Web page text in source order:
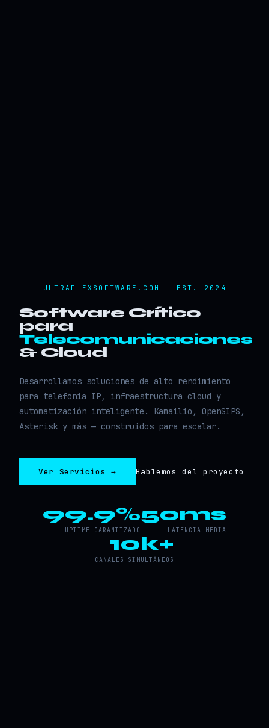
ULTRAFLEXSOFTWARE.COM — EST. 2024
Software Crítico
para
Telecomunicaciones
& Cloud
Desarrollamos soluciones de alto rendimiento
para telefonía IP, infraestructura cloud y
automatización inteligente. Kamailio, OpenSIPS,
Asterisk y más — construidos para escalar.
Ver Servicios → Hablemos del proyecto
99.9%
UPTIME GARANTIZADO
50ms
LATENCIA MEDIA
10k+
CANALES SIMULTÁNEOS